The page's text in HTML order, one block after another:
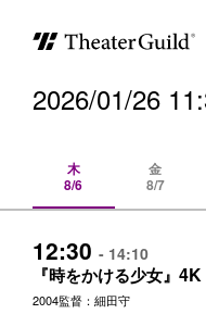
2026/01/26
木
8/6
金
8/7
12:30 - 14:10
『時をかける少女』 4K
2004監督：細田守